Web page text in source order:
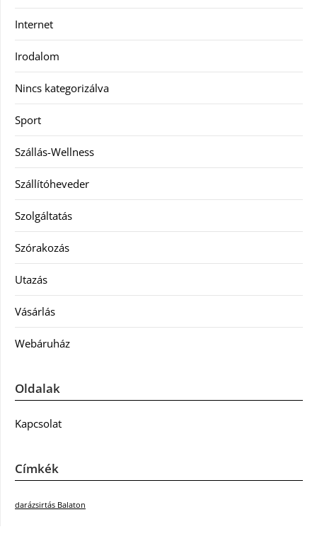
Internet
Irodalom
Nincs kategorizálva
Sport
Szállás-Wellness
Szállítóheveder
Szolgáltatás
Szórakozás
Utazás
Vásárlás
Webáruház
Oldalak
Kapcsolat
Címkék
darázsirtás Balaton